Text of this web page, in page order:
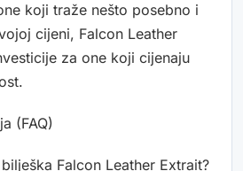
koji traže nešto posebno i
cijeni, Falcon Leather
za one koji cijenaju
(FAQ)
Falcon Leather Extrait?